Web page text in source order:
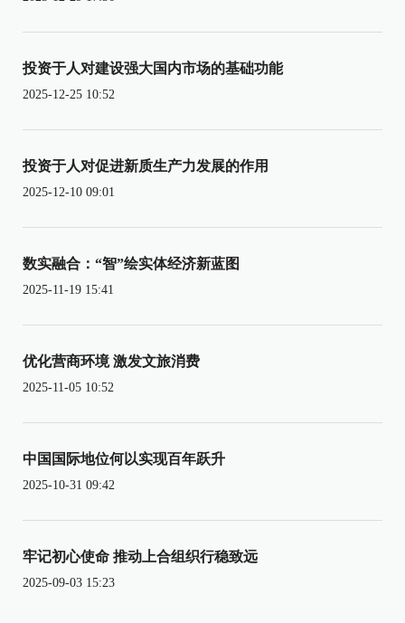
投资于人对建设强大国内市场的基础功能
2025-12-25 10:52
投资于人对促进新质生产力发展的作用
2025-12-10 09:01
数实融合：“智”绘实体经济新蓝图
2025-11-19 15:41
优化营商环境 激发文旅消费
2025-11-05 10:52
中国国际地位何以实现百年跃升
2025-10-31 09:42
牢记初心使命 推动上合组织行稳致远
2025-09-03 15:23